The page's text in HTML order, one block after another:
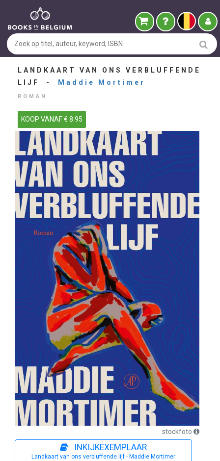
LANDKAART VAN ONS VERBLUFFENDE
LIJF -
Maddie Mortimer
ROMAN
KOOP VANAF € 8.95
stockfoto
INKIJKEXEMPLAAR
Landkaart van ons verbluffende lijf - Maddie Mortimer